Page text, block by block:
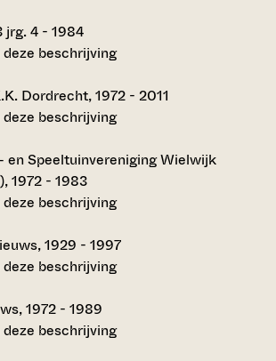
jrg. 4 - 1984
beschrijving
Dordrecht, 1972 - 2011
beschrijving
en Speeltuinvereniging Wielwijk
1972 - 1983
beschrijving
1929 - 1997
beschrijving
1972 - 1989
beschrijving